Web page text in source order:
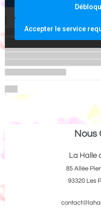
Accepter le service
Nous
La Halle
85 Allée
93320 Les